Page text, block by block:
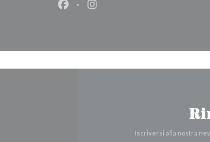
Facebook ((apre una nuova
Instagram ((apre una
Iscriversi alla nostra